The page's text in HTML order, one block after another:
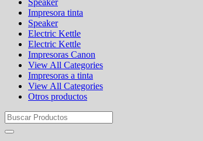
Speaker
Impresora tinta
Speaker
Electric Kettle
Electric Kettle
Impresoras Canon
View All Categories
Impresoras a tinta
View All Categories
Otros productos
Search
for: